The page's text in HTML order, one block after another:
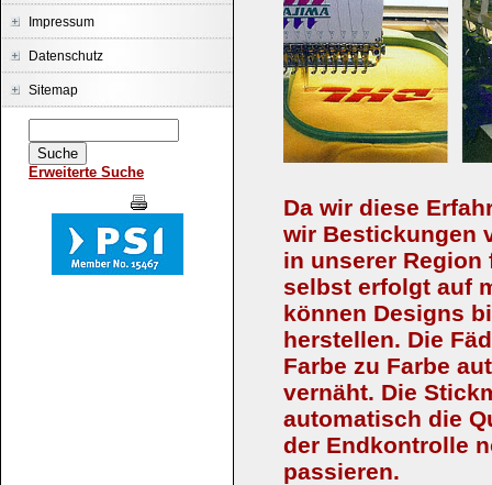
Impressum
Datenschutz
Sitemap
Erweiterte Suche
Da wir diese
wir Bestickungen
in unserer
selbst erfolgt auf
können Designs
herstellen. Die
Farbe zu Farbe
vernäht. Die
automatisch die
der Endkontrolle
passieren.